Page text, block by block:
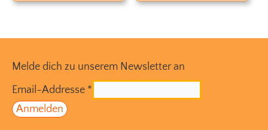
Melde dich zu unserem Newsletter an
Email-Addresse *